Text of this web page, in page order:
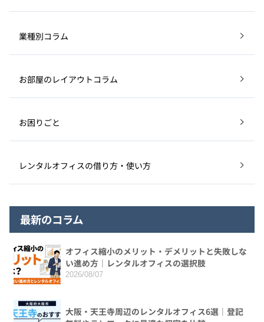
業種別コラム
お部屋のレイアウトコラム
お困りごと
レンタルオフィスの借り方・使い方
最新のコラム
オフィス縮小のメリット・デメリットと失敗しな
い進め方｜レンタルオフィスの選択肢
2026/08/07
大阪・天王寺周辺のレンタルオフィス6選｜登記